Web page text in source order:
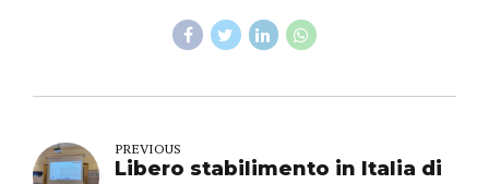
PREVIOUS
Libero stabilimento in Italia di